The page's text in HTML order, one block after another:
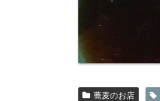
蕎麦のお店